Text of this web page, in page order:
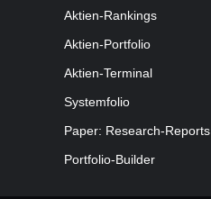
Aktien-Rankings
Aktien-Portfolio
Aktien-Terminal
Systemfolio
Paper: Research-Reports
Portfolio-Builder